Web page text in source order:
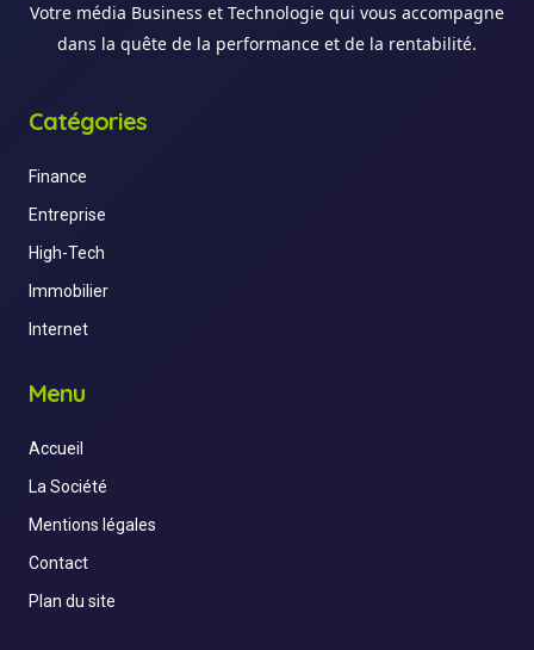
Votre média Business et Technologie qui vous accompagne
dans la quête de la performance et de la rentabilité.
Catégories
Finance
Entreprise
High-Tech
Immobilier
Internet
Menu
Accueil
La Société
Mentions légales
Contact
Plan du site